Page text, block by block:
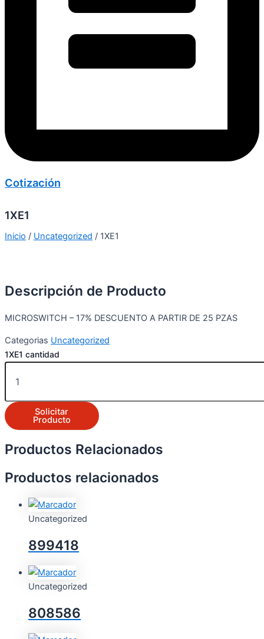
Cotización
1XE1
Inicio / Uncategorized / 1XE1
Descripción de Producto
MICROSWITCH – 17% DESCUENTO A PARTIR DE 25 PZAS
Categorias Uncategorized
1XE1 cantidad
Solicitar
Producto
Productos Relacionados
Productos relacionados
Uncategorized
899418
Uncategorized
808586